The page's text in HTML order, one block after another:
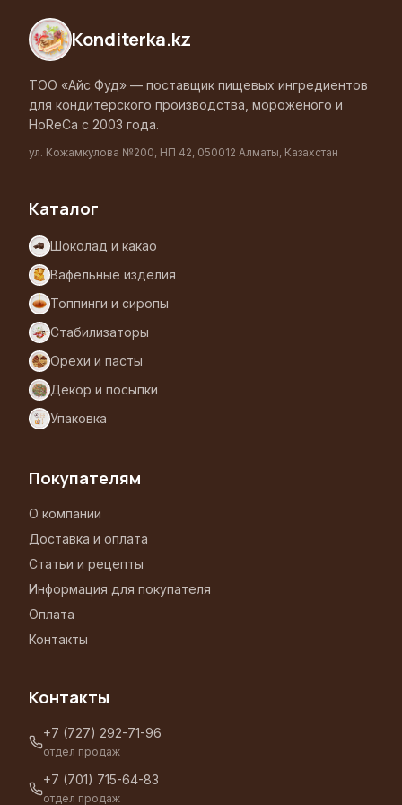
Konditerka.kz
ТОО «Айс Фуд» — поставщик пищевых ингредиентов
для кондитерского производства, мороженого и
HoReCa с 2003 года.
ул. Кожамкулова №200, НП 42, 050012 Алматы, Казахстан
Каталог
Шоколад и какао
Вафельные изделия
Топпинги и сиропы
Стабилизаторы
Орехи и пасты
Декор и посыпки
Упаковка
Покупателям
О компании
Доставка и оплата
Статьи и рецепты
Информация для покупателя
Оплата
Контакты
Контакты
+7 (727) 292-71-96
отдел продаж
+7 (701) 715-64-83
отдел продаж